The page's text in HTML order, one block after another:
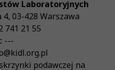
Laboratoryjnych
4, 03-428 Warszawa
741 21 55
---
podawczej na